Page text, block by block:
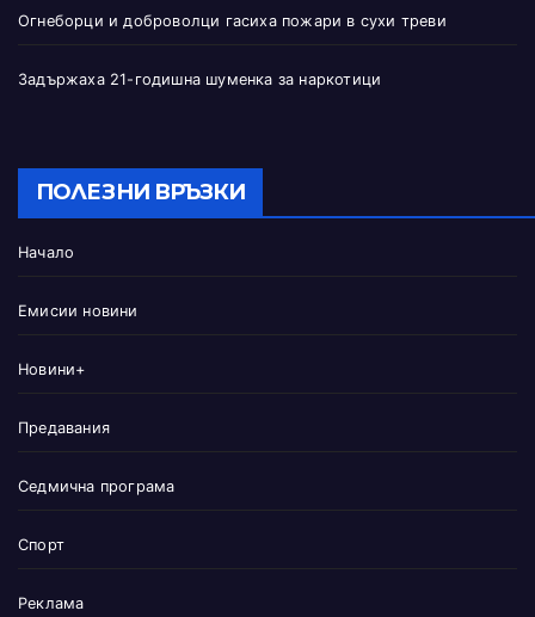
Огнеборци и доброволци гасиха пожари в сухи треви
Задържаха 21-годишна шуменка за наркотици
ПОЛЕЗНИ ВРЪЗКИ
Начало
Емисии новини
Новини+
Предавания
Седмична програма
Спорт
Реклама